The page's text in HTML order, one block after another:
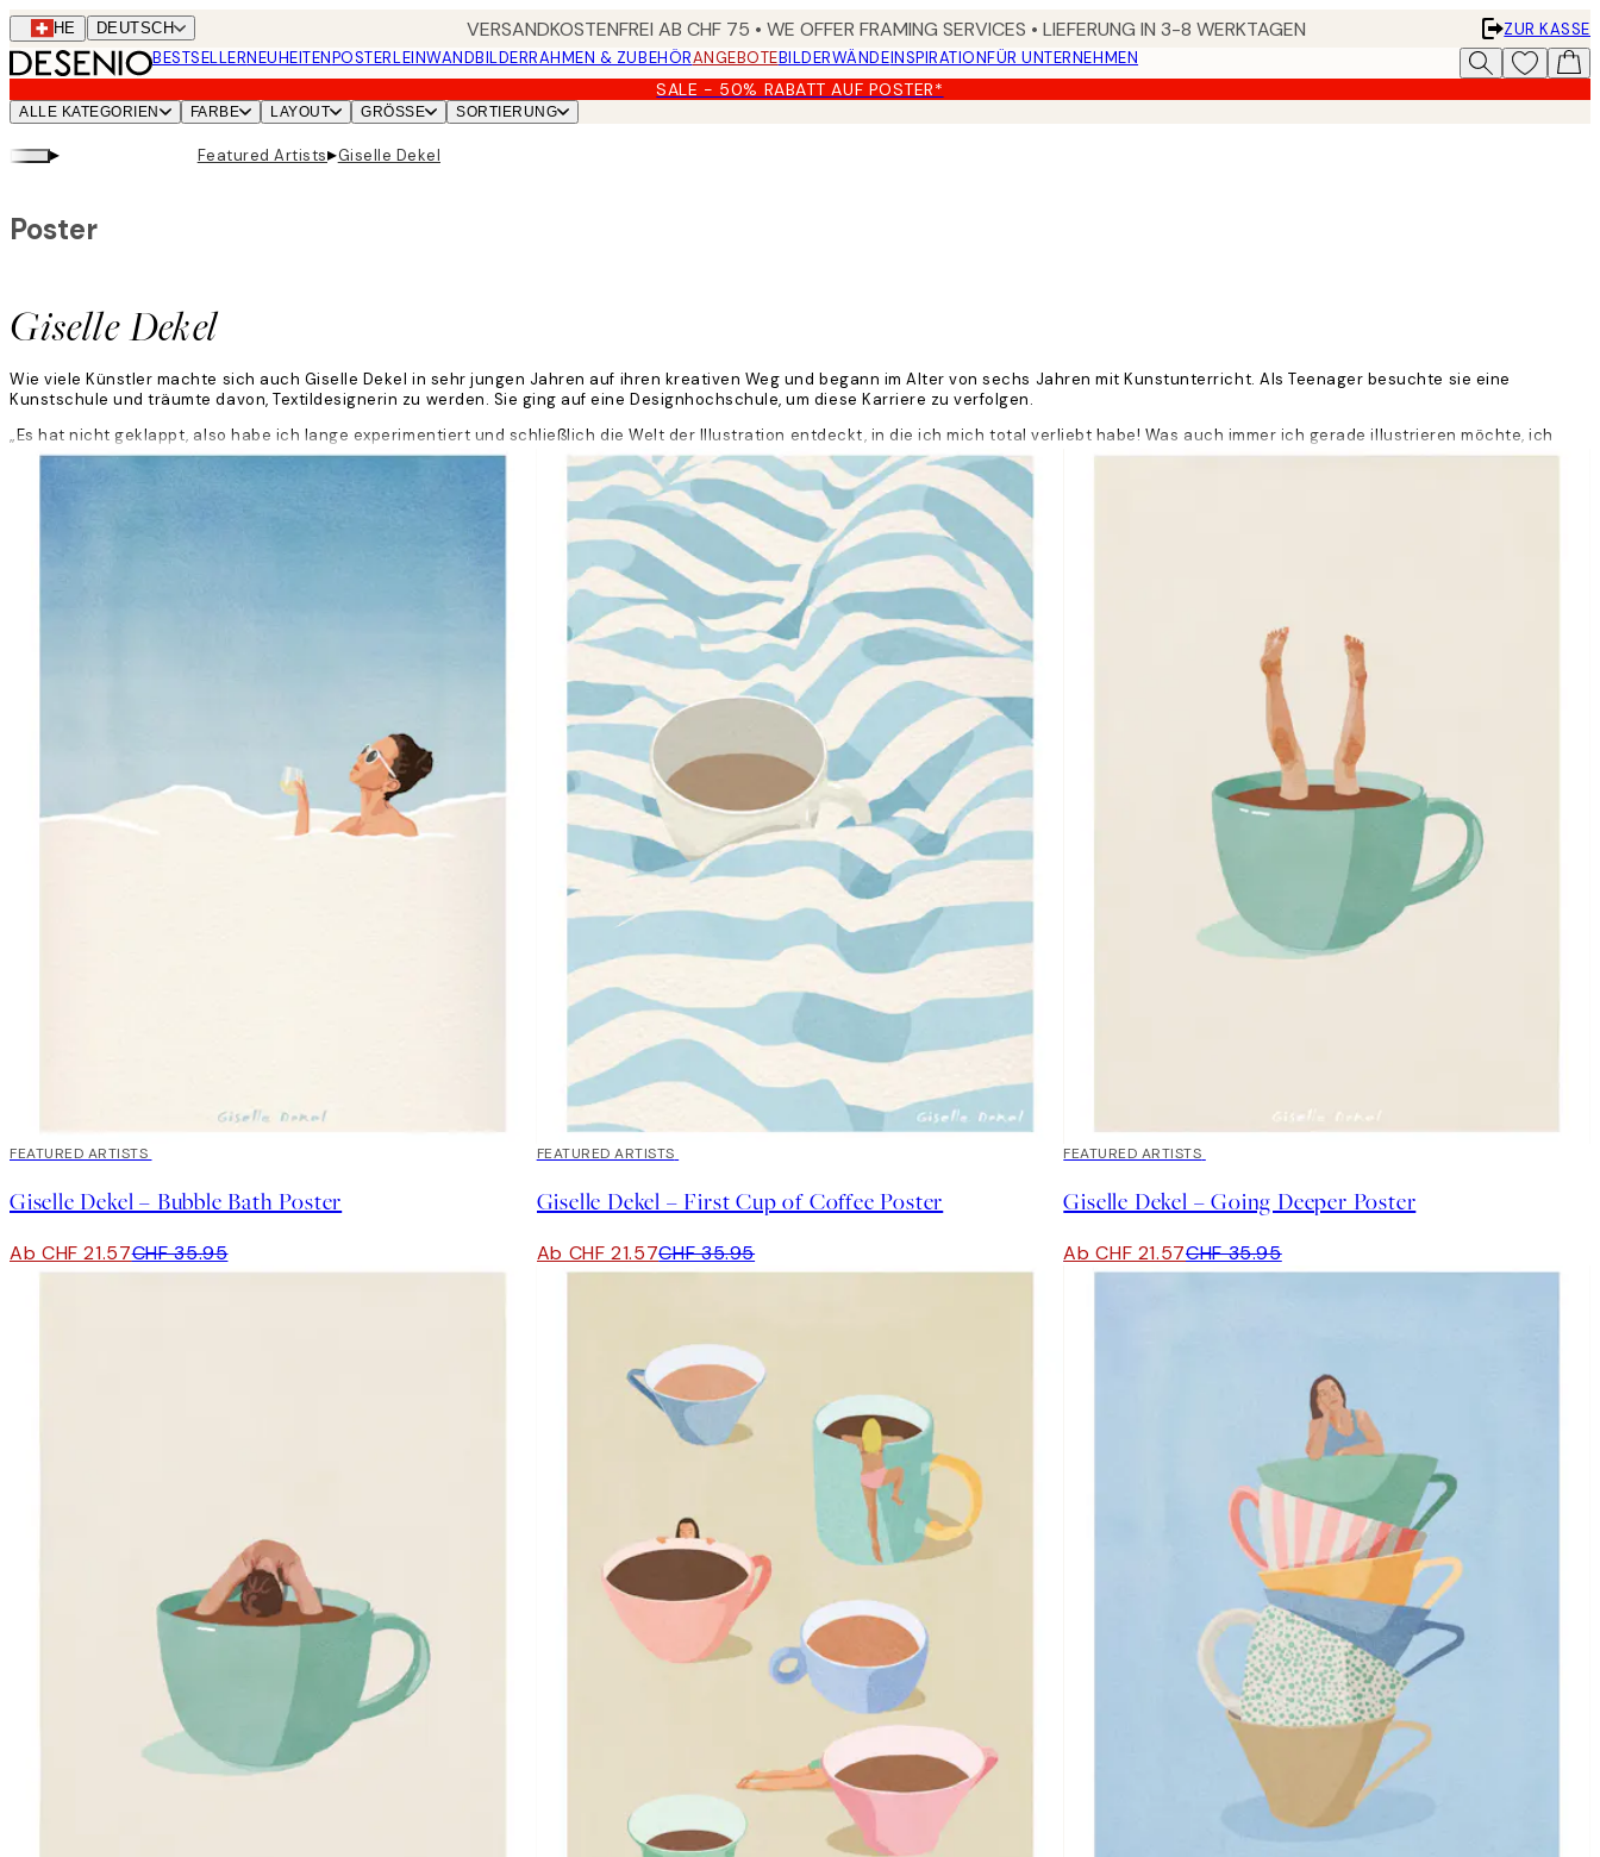
Skip
to
main
content.
CHE DEUTSCH VERSANDKOSTENFREI AB CHF 75 • WE OFFER FRAMING SERVICES • LIEFERUNG IN 3-8 WERKTAGEN
ZUR KASSE
BESTSELLERNEUHEITENPOSTERLEINWANDBILDERRAHMEN & ZUBEHÖRANGEBOTEBILDERWÄNDEINSPIRATIONFÜR UNTERNEHMEN
SALE - 50% RABATT AUF POSTER*
ALLE KATEGORIEN FARBE LAYOUT GRÖSSE SORTIERUNG
▸ Featured Artists▸Giselle Dekel
Giselle Dekel
Poster
Wie viele Künstler machte sich auch Giselle Dekel in sehr jungen Jahren auf ihren kreativen Weg und begann im Alter von sechs Jahren mit Kunstunterricht. Als Teenager besuchte sie eine
Kunstschule und träumte davon, Textildesignerin zu werden. Sie ging auf eine Designhochschule, um diese Karriere zu verfolgen.
„Es hat nicht geklappt, also habe ich lange experimentiert und schließlich die Welt der Illustration entdeckt, in die ich mich total verliebt habe! Was auch immer ich gerade illustrieren möchte, ich
mache es einfach. Wenn mir die Ideen ausgehen, mache ich etwas anderes oder experimentiere oder wähle ein Thema aus meiner langen Ideenliste", erzählt sie.
Giselle lebt in Israel und verwendet Aquarell und Photoshop, um ihre Wohlfühl-Poster zu erstellen, die immer einen Hauch von Humor haben. Sie beschreibt ihre Kunst als minimalistisch, lustig und
„Ich lasse mich von Menschen, Alltagssituationen, beschissenen und lustigen Momenten im Leben inspirieren.“
Weiterlesen
40%*
FEATURED ARTISTS
Giselle Dekel – Bubble Bath Poster
Ab CHF 21.57CHF 35.95
40%*
FEATURED ARTISTS
Giselle Dekel – First Cup of Coffee Poster
Ab CHF 21.57CHF 35.95
40%*
FEATURED ARTISTS
Giselle Dekel – Going Deeper Poster
Ab CHF 21.57CHF 35.95